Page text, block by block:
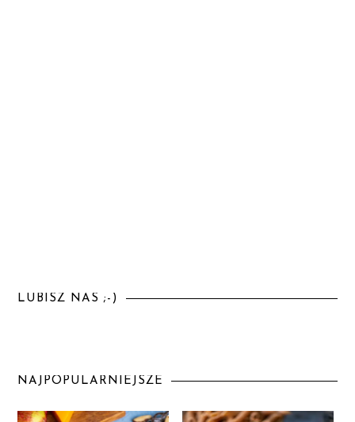
LUBISZ NAS ;-)
NAJPOPULARNIEJSZE